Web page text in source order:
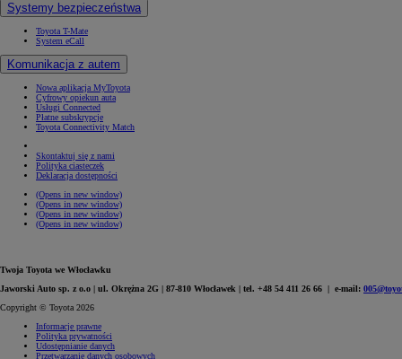
Systemy bezpieczeństwa
Toyota T-Mate
System eCall
Komunikacja z autem
Nowa aplikacja MyToyota
Cyfrowy opiekun auta
Usługi Connected
Płatne subskrypcje
Toyota Connectivity Match
Skontaktuj się z nami
Polityka ciasteczek
Deklaracja dostępności
(Opens in new window)
(Opens in new window)
(Opens in new window)
(Opens in new window)
Twoja Toyota we Włocławku
Jaworski Auto sp. z o.o | ul. Okrężna 2G | 87-810 Włocławek | tel. +48 54 411 26 66 | e-mail:
Copyright © Toyota 2026
Informacje prawne
Polityka prywatności
Udostępnianie danych
Przetwarzanie danych osobowych